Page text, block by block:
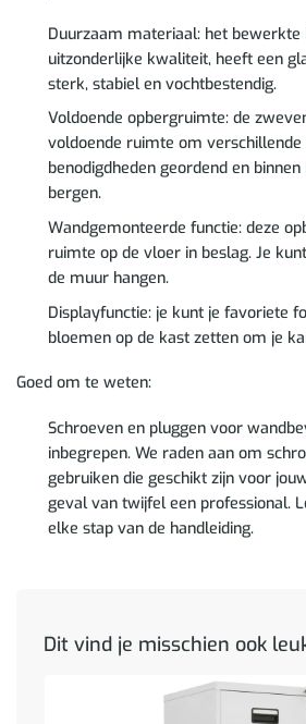
Duurzaam materiaal: het bewerkte
uitzonderlijke kwaliteit, heeft een
sterk, stabiel en vochtbestendig.
Voldoende opbergruimte: de
voldoende ruimte om verschillende
benodigdheden geordend en
bergen.
Wandgemonteerde functie: deze
ruimte op de vloer in beslag. Je
de muur hangen.
Displayfunctie: je kunt je favoriete
bloemen op de kast zetten om je
Goed om te weten:
Schroeven en pluggen voor
inbegrepen. We raden aan om
gebruiken die geschikt zijn voor
geval van twijfel een professional.
elke stap van de handleiding.
Dit vind je misschien ook